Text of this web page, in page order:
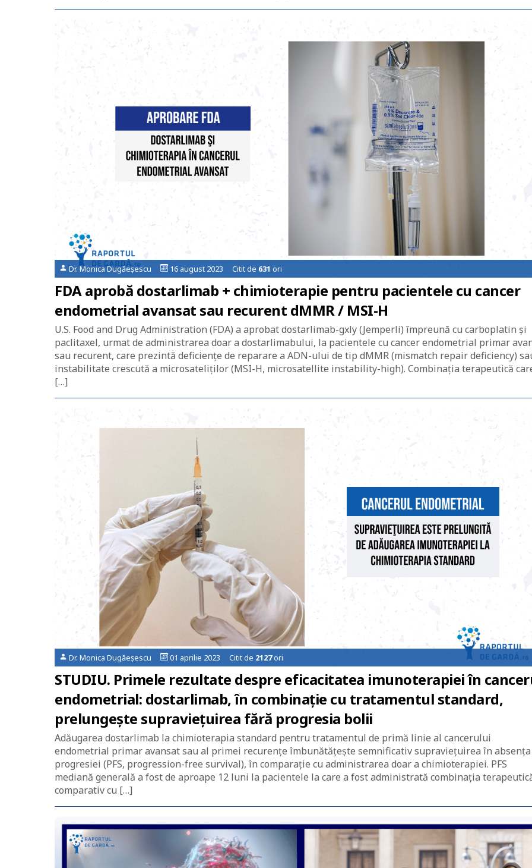
Dr. Monica Dugăeșescu 16 august 2023 Citit de 631 ori
FDA aprobă dostarlimab + chimioterapie pentru pacientele cu cancer
endometrial avansat sau recurent dMMR / MSI-H
U.S. Food and Drug Administration (FDA) a aprobat dostarlimab-gxly (Jemperli) împreună cu carboplatin și
paclitaxel, urmat de administrarea doar a dostarlimabului, la pacientele cu cancer endometrial primar
sau recurent, care prezintă deficiențe de reparare a ADN-ului de tip dMMR (mismatch repair deficiency)
instabilitate crescută a microsateliților (MSI-H, microsatellite instability-high). Combinația terapeutică
[…]
Dr. Monica Dugăeșescu 01 aprilie 2023 Citit de 2127ori
STUDIU. Primele rezultate despre eficacitatea imunoterapiei în
endometrial: dostarlimab, în combinaţie cu tratamentul standard,
prelungeşte supravieţuirea fără progresia bolii
Adăugarea dostarlimab la chimioterapia standard pentru tratamentul de primă linie al cancerului
endometrial primar avansat sau al primei recurenţe îmbunătăţeşte semnificativ supravieţuirea în absenţa
progresiei (PFS, progression-free survival), în comparaţie cu administrarea doar a chimioterapiei. PFS
mediană generală a fost de aproape 12 luni la pacientele la care a fost administrată combinaţia
comparativ cu […]